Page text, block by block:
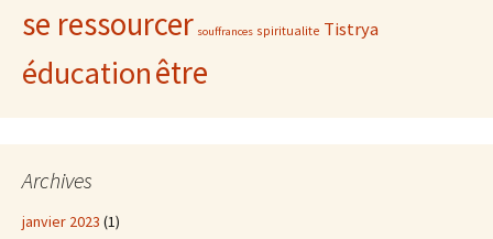
se ressourcer souffrances spiritualite Tistrya
éducationêtre
Archives
janvier 2023 (1)